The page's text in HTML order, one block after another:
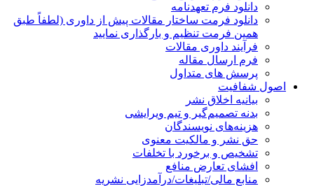
دانلود فرم تعهدنامه
دانلود فرمت ساختار مقالات پیش از داوری (لطفاً طبق
همین فرمت تنظیم و بارگذاری نمایید
فرآیند داوری مقالات
فرم ارسال مقاله
پرسش های متداول
اصول شفافیت
بیانیه اخلاق نشر
بدنه تصمیم‌گیر و تیم ویرایشی
هزینه‌های نویسندگان
حق نشر و مالکیت معنوی
تشخیص و برخورد با تخلفات
افشای تعارض منافع
منابع مالی/تبلیغات/درآمدزایی نشریه